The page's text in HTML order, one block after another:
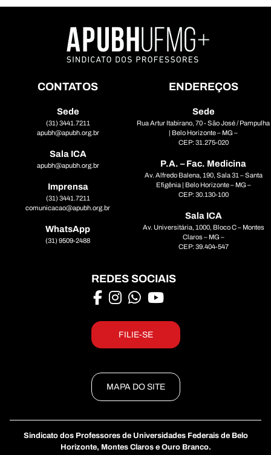
CONTATOS
Sede
(31) 3441.7211
apubh@apubh.org.br
Sala ICA
apubh@apubh.org.br
Imprensa
(31) 3441.7211
comunicacao@apubh.org.br
WhatsApp
(31) 9509-2488
ENDEREÇOS
Sede
Rua Artur Itabirano, 70 - São José / Pampulha
| Belo Horizonte – MG –
CEP: 31.275-020
P.A. – Fac. Medicina
Av. Alfredo Balena, 190, Sala 31 – Santa
Efigênia | Belo Horizonte – MG –
CEP: 30.130-100
Sala ICA
Av. Universitária, 1000, Bloco C – Montes
Claros – MG –
CEP: 39.404-547
REDES SOCIAIS
FILIE-SE
MAPA DO SITE
Sindicato dos Professores de Universidades Federais de Belo
Horizonte, Montes Claros e Ouro Branco.